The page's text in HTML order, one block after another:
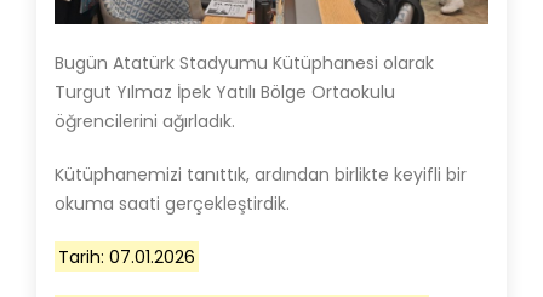
Bugün Atatürk Stadyumu Kütüphanesi olarak
Turgut Yılmaz İpek Yatılı Bölge Ortaokulu
öğrencilerini ağırladık.
Kütüphanemizi tanıttık, ardından birlikte keyifli bir
okuma saati gerçekleştirdik.
Tarih: 07.01.2026